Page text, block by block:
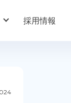
採用情報